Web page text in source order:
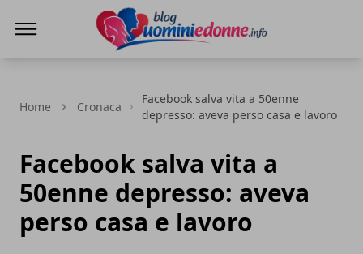
Home Cronaca
Facebook salva vita a 50enne
depresso: aveva perso casa e lavoro
Facebook salva vita a
50enne depresso: aveva
perso casa e lavoro